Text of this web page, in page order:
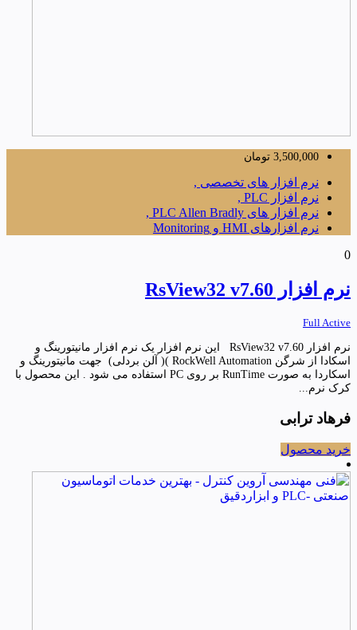
3,500,000 تومان
نرم افزار های تخصصی ,
نرم افزار PLC ,
نرم افزار های PLC Allen Bradly ,
نرم افزارهای HMI و Monitoring
0
نرم افزار RsView32 v7.60
Full Active
نرم افزار RsView32 v7.60 این نرم افزار یک نرم افزار مانیتورینگ و
اسکادا از شرگن RockWell Automation )( آلن بردلی) جهت مانیتورینگ و
اسکاردا به صورت RunTime بر روی PC استفاده می شود . این محصول با
کرک نرم...
فرهاد ترابی
خرید محصول